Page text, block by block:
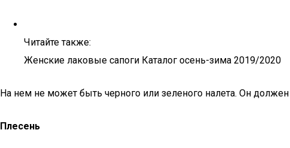
Читайте также:
Женские лаковые сапоги Каталог осень-зима 2019/2020
На нем не может быть черного или зеленого налета. Он
Плесень